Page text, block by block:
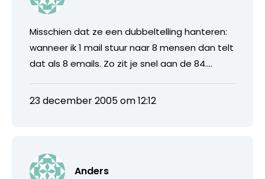
Misschien dat ze een dubbeltelling hanteren:
wanneer ik 1 mail stuur naar 8 mensen dan telt
dat als 8 emails. Zo zit je snel aan de 84….
23 december 2005 om 12:12
Anders